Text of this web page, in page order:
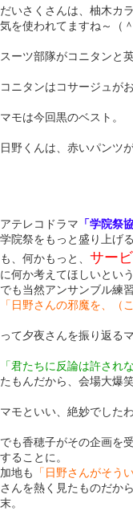
だいさくさんは、柚木カ
気を使われてますね～（＾
スーツ部隊がコニタンと
コニタンはコサージュが
マモは今回黒のベスト。
日野くんは、赤いパンツ
アテレコドラマ 「学院祭
学院祭をもっと盛り上げ
も、何かもっと、 サー
に何か考えてほしいという
でも当然アンサンブル練
「日野さんの邪魔を、（
って夕夜さんを振り返る
「君たちに反論は許され
たもんだから、会場大爆
マモといい、絶妙でした
でも香穂子がその企画を
することに。
加地も 「日野さんがそう
さんを熱く見たものだか
末。